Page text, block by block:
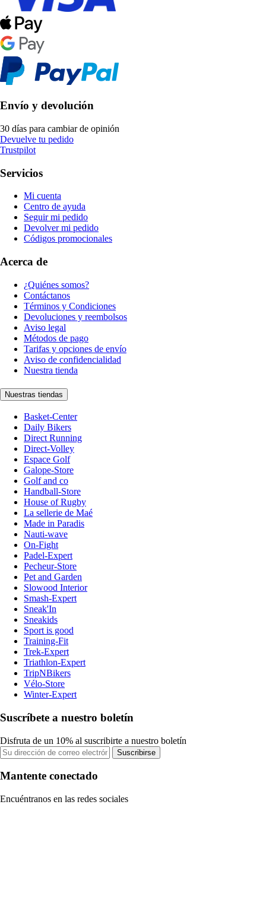
Envío y devolución
30 días para cambiar de opinión
Devuelve tu pedido
Trustpilot
Servicios
Mi cuenta
Centro de ayuda
Seguir mi pedido
Devolver mi pedido
Códigos promocionales
Acerca de
¿Quiénes somos?
Contáctanos
Términos y Condiciones
Devoluciones y reembolsos
Aviso legal
Métodos de pago
Tarifas y opciones de envío
Aviso de confidencialidad
Nuestra tienda
Nuestras tiendas
Basket-Center
Daily Bikers
Direct Running
Direct-Volley
Espace Golf
Galope-Store
Golf and co
Handball-Store
House of Rugby
La sellerie de Maé
Made in Paradis
Nauti-wave
On-Fight
Padel-Expert
Pecheur-Store
Pet and Garden
Slowood Interior
Smash-Expert
Sneak'In
Sneakids
Sport is good
Training-Fit
Trek-Expert
Triathlon-Expert
TripNBikers
Vélo-Store
Winter-Expert
Suscríbete a nuestro boletín
Disfruta de un 10% al suscribirte a nuestro boletín
Suscribirse
Mantente conectado
Encuéntranos en las redes sociales